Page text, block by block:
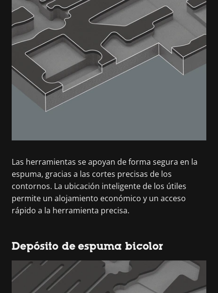
Las herramientas se apoyan de forma segura en la
espuma, gracias a las cortes precisas de los
contornos. La ubicación inteligente de los útiles
permite un alojamiento económico y un acceso
rápido a la herramienta precisa.
Depósito de espuma bicolor